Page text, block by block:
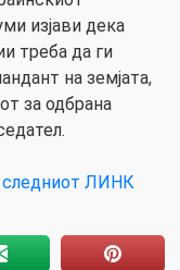
изјави дека
треба да ги
на земјата,
за одбрана
следниот ЛИНК